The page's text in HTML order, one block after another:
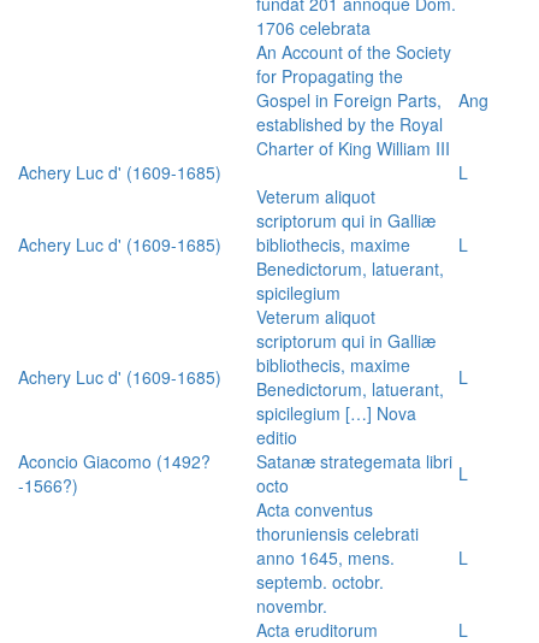
1706 celebrata
An Account of the Society
for Propagating the
Gospel in Foreign Parts,
established by the Royal
Charter of King William III
Ang
Achery Luc d' (1609-1685) L
Achery Luc d' (1609-1685)
Veterum aliquot
scriptorum qui in Galliæ
bibliothecis, maxime
Benedictorum, latuerant,
spicilegium
L
Achery Luc d' (1609-1685)
Veterum aliquot
scriptorum qui in Galliæ
bibliothecis, maxime
Benedictorum, latuerant,
spicilegium […] Nova
editio
L
Aconcio Giacomo (1492?
-1566?)
Satanæ strategemata libri
octo
L
Acta conventus
thoruniensis celebrati
anno 1645, mens.
septemb. octobr.
novembr.
L
Acta eruditorum
L